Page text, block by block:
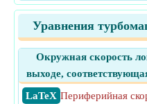
Уравнения
Окружная скорость
выходе,
​ LaTeX Периферийная